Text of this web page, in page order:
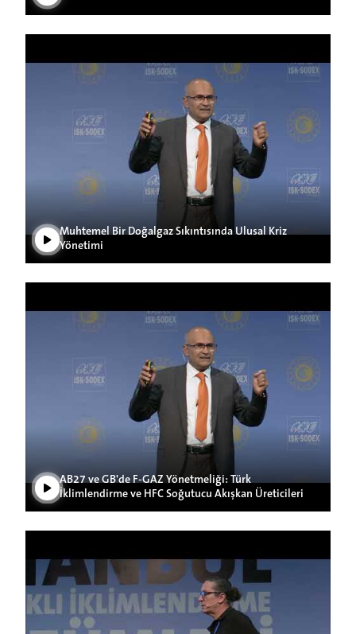
Play Video
Muhtemel Bir Doğalgaz Sıkıntısında Ulusal Kriz
Yönetimi
Play Video
AB27 ve GB'de F-GAZ Yönetmeliği: Türk
İklimlendirme ve HFC Soğutucu Akışkan Üreticileri